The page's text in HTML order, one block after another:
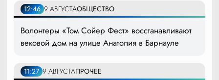
12:46 9 АВГУСТАОБЩЕСТВО
Волонтеры «Том Сойер Фест» восстанавливают
вековой дом на улице Анатолия в Барнауле
11:27 9 АВГУСТАПРОЧЕЕ